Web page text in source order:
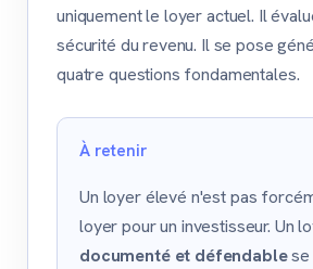
uniquement le loyer actuel. Il
sécurité du revenu. Il se pose
quatre questions fondamentales.
À retenir
Un loyer élevé n'est pas
loyer pour un investisseur. Un
documenté et défendablese